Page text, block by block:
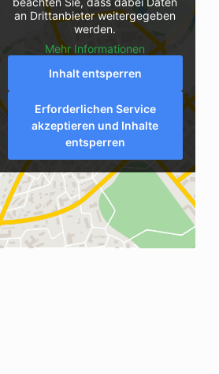
an Drittanbieter weitergegeben
werden.
Mehr Informationen
Inhalt entsperren
Erforderlichen Service
akzeptieren und Inhalte
entsperren